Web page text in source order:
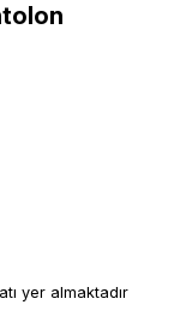
yer almaktadır